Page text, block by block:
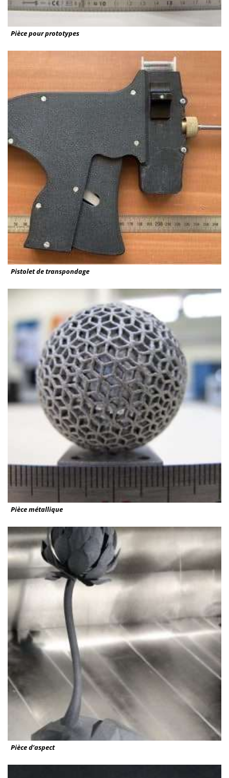
Pièce pour prototypes
Pistolet de transpondage
Pièce métallique
Pièce d’aspect